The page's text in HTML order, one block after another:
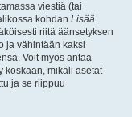
viestiä (tai
kohdan Lisää
riitä äänsetyksen
ja vähintään kaksi
Voit myös antaa
koskaan, mikäli asetat
ja se riippuu